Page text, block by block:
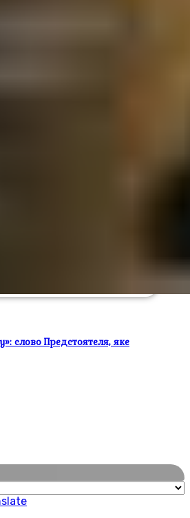
слово Предстоятеля, яке